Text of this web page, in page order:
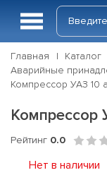
Главная Каталог
Аварийные
Компрессор УАЗ 10
Компрессор
Рейтинг 0.0
Нет в наличии